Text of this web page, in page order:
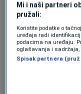
Elche je u
boda protiv
Victora
garantovala
Real Madrid je
Mi i naši partneri
pružali:
Koristite podatke o
uređaja radi
podacima na uređaju.
oglašavanja i
Spisak partnera